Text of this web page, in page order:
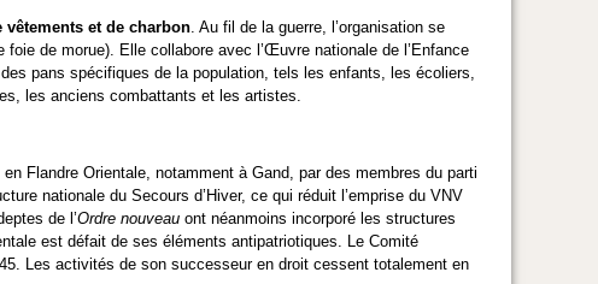
et de charbon . Au fil de la guerre, l’organisation se
de morue). Elle collabore avec l’Œuvre nationale de l’Enfance
pans spécifiques de la population, tels les enfants, les écoliers,
les anciens combattants et les artistes.
Flandre Orientale, notamment à Gand, par des membres du parti
nationale du Secours d’Hiver, ce qui réduit l’emprise du VNV
de l’Ordre nouveau ont néanmoins incorporé les structures
est défait de ses éléments antipatriotiques. Le Comité
Les activités de son successeur en droit cessent totalement en